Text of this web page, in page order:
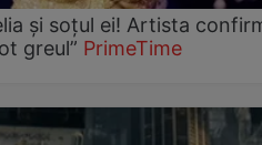
și soțul ei! Artista
greul” PrimeTime